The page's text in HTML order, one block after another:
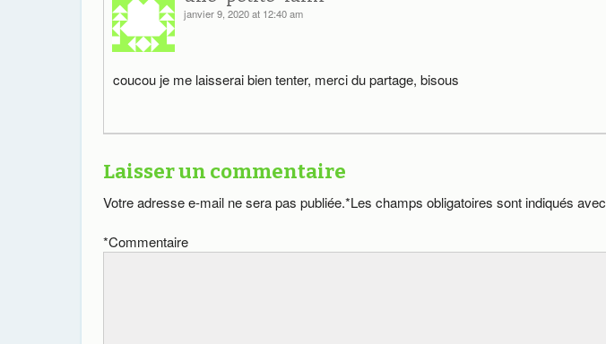
janvier 9, 2020 at 12:40 am
coucou je me laisserai bien tenter, merci du partage, bisous
Laisser un commentaire
Votre adresse e-mail ne sera pas publiée. Les champs obligatoires sont indiqués avec
*
Commentaire
*